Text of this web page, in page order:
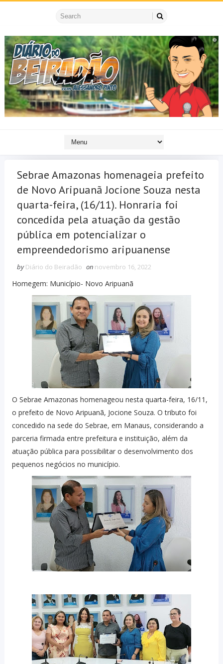
Sebrae Amazonas homenageia prefeito
de Novo Aripuanã Jocione Souza nesta
quarta-feira, (16/11). Honraria foi
concedida pela atuação da gestão
pública em potencializar o
empreendedorismo aripuanense
by Diário do Beiradão on novembro 16, 2022
Homegem: Município- Novo Aripuanã
O Sebrae Amazonas homenageou nesta quarta-feira, 16/11,
o prefeito de Novo Aripuanã, Jocione Souza. O tributo foi
concedido na sede do Sebrae, em Manaus, considerando a
parceria firmada entre prefeitura e instituição, além da
atuação pública para possibilitar o desenvolvimento dos
pequenos negócios no município.